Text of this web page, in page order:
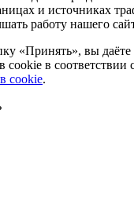
и источниках
работу нашего
«Принять», вы даёте
cookie в соответствии
cookie.